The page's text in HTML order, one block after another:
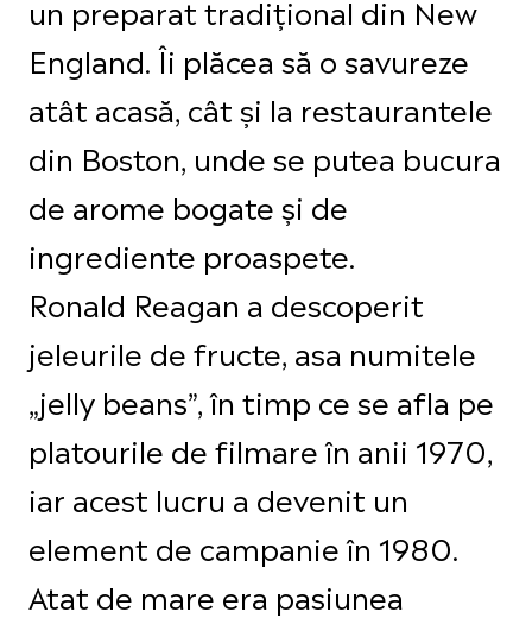
un preparat tradițional din New
England. Îi plăcea să o savureze
atât acasă, cât și la restaurantele
din Boston, unde se putea bucura
de arome bogate și de
ingrediente proaspete.
Ronald Reagan a descoperit
jeleurile de fructe, asa numitele
„jelly beans”, în timp ce se afla pe
platourile de filmare în anii 1970,
iar acest lucru a devenit un
element de campanie în 1980.
Atat de mare era pasiunea